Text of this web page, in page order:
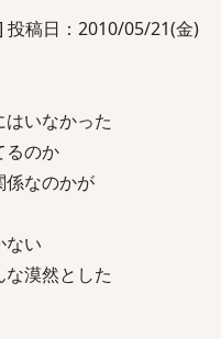
投稿日：2010/05/21(金)
いなかった
るのか
係なのかが
ない
漠然とした